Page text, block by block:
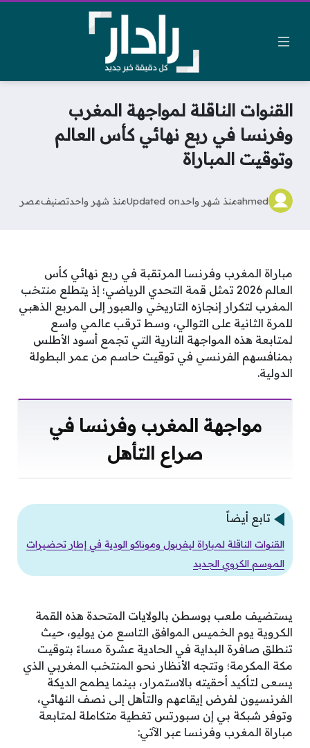
القنوات الناقلة لمواجهة المغرب
وفرنسا في ربع نهائي كأس العالم
وتوقيت المباراة
ahmedمنذ شهر واحدUpdated onمنذ شهر واحدتصنيفمصر
مباراة المغرب وفرنسا المرتقبة في ربع نهائي كأس
العالم 2026 تمثل قمة التحدي الرياضي؛ إذ يتطلع منتخب
المغرب لتكرار إنجازه التاريخي والعبور إلى المربع الذهبي
للمرة الثانية على التوالي، وسط ترقب عالمي واسع
لمتابعة هذه المواجهة النارية التي تجمع أسود الأطلس
بمنافسهم الفرنسي في توقيت حاسم من عمر البطولة
الدولية.
مواجهة المغرب وفرنسا في
صراع التأهل
تابع أيضاً
القنوات الناقلة لمباراة ليفربول وموناكو الودية في إطار تحضيرات
الموسم الكروي الجديد
يستضيف ملعب بوسطن بالولايات المتحدة هذه القمة
الكروية يوم الخميس الموافق التاسع من يوليو، حيث
تنطلق صافرة البداية في الحادية عشرة مساءً بتوقيت
مكة المكرمة؛ وتتجه الأنظار نحو المنتخب المغربي الذي
يسعى لتأكيد أحقيته بالاستمرار، بينما يطمح الديكة
الفرنسيون لفرض إيقاعهم والتأهل إلى نصف النهائي،
وتوفر شبكة بي إن سبورتس تغطية متكاملة لمتابعة
مباراة المغرب وفرنسا عبر الآتي: